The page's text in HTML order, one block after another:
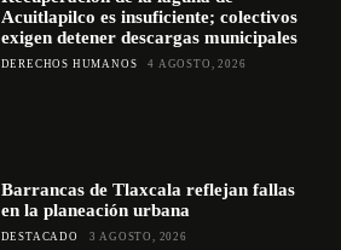
Acuitlapilco es insuficiente; colectivos
exigen detener descargas municipales
DERECHOS HUMANOS 4 AGOSTO, 2026
Barrancas de Tlaxcala reflejan fallas
en la planeación urbana
DESTACADO 3 AGOSTO, 2026